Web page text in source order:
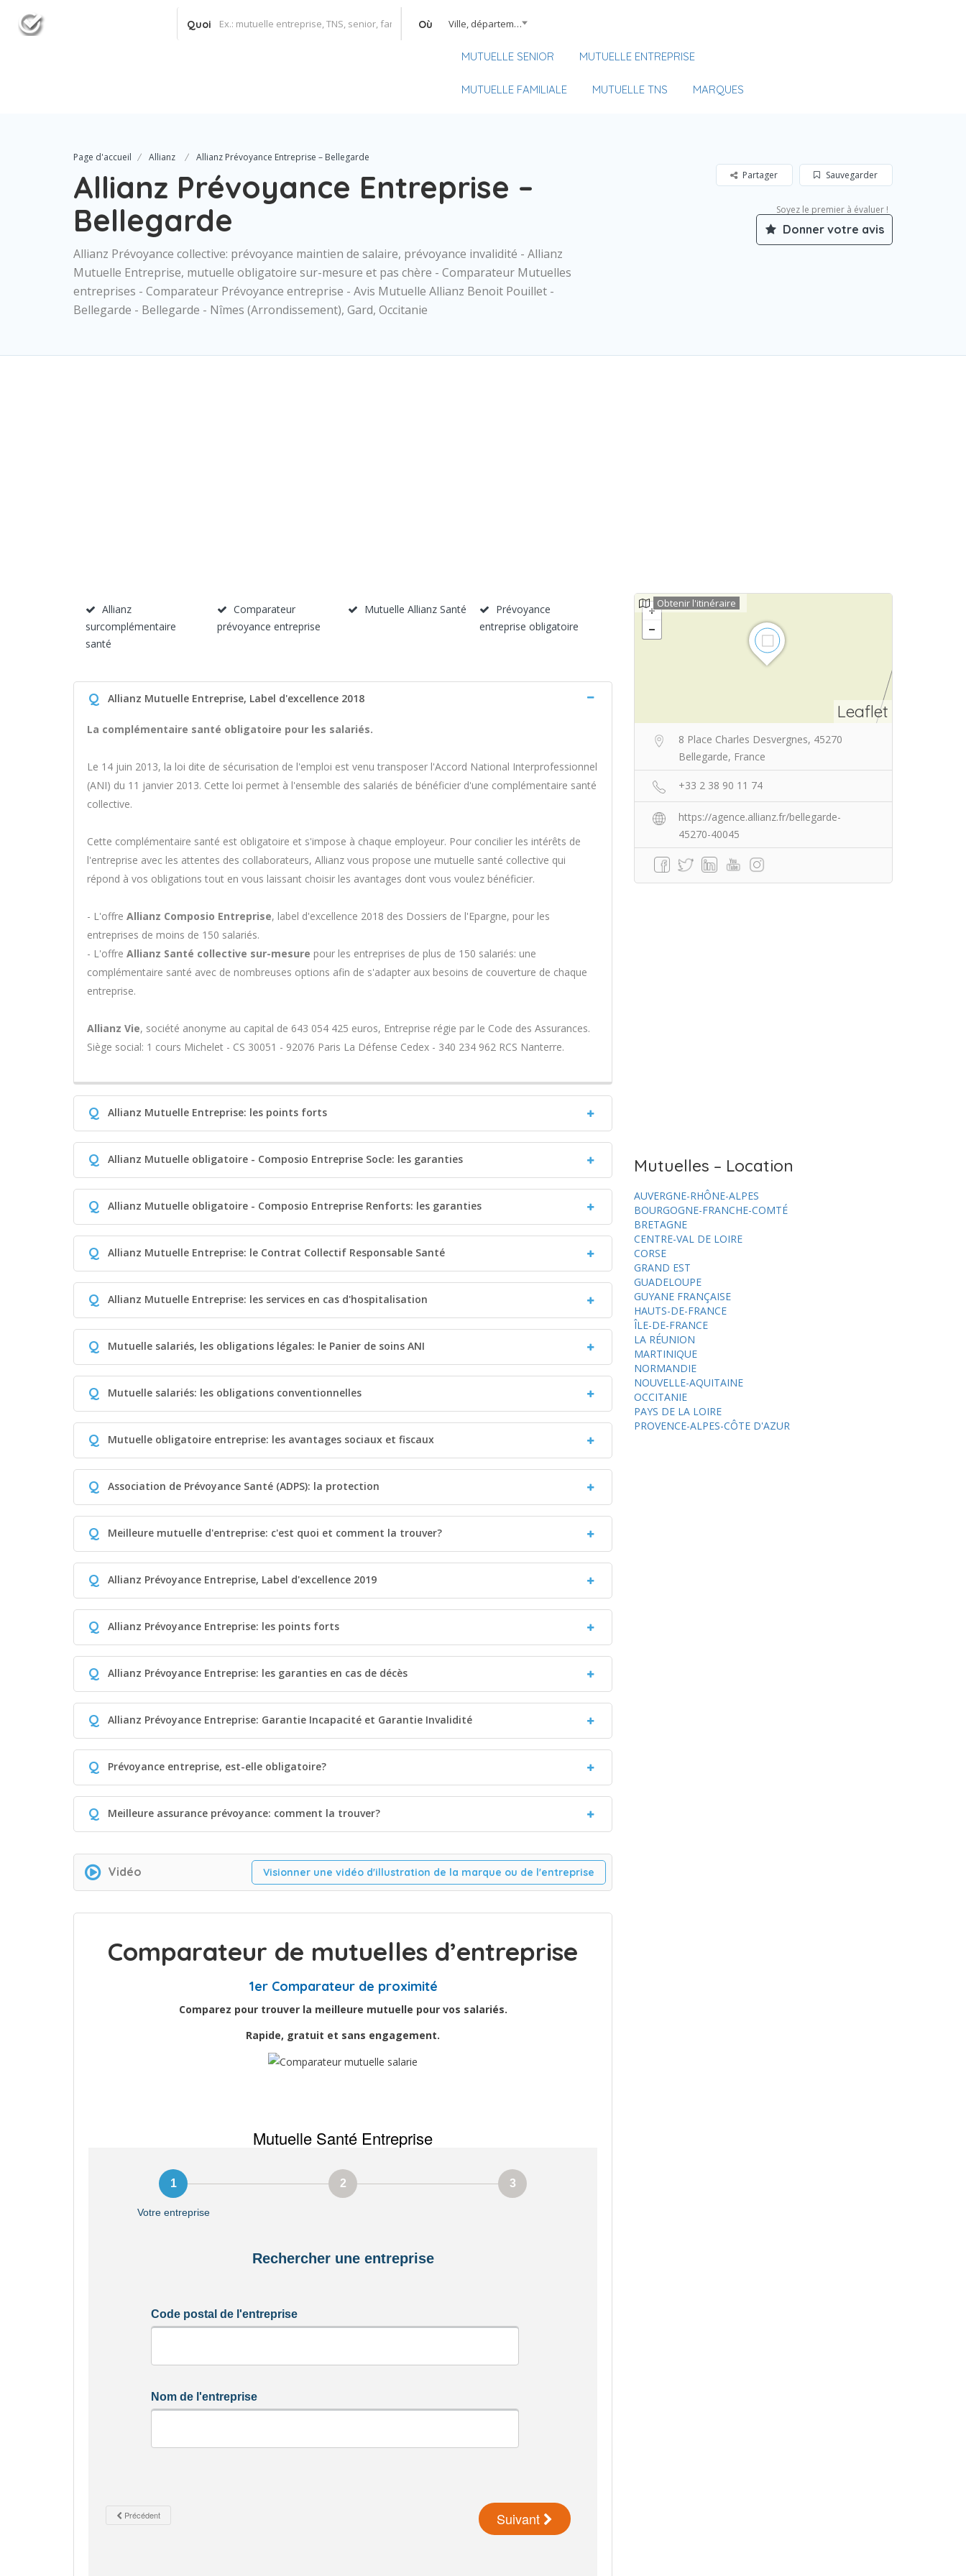
Quoi Où Ville, département, région
MUTUELLE SENIOR MUTUELLE ENTREPRISE
MUTUELLE FAMILIALE MUTUELLE TNS MARQUES
Page d'accueil Allianz Allianz Prévoyance Entreprise – Bellegarde
Allianz Prévoyance Entreprise –
Bellegarde
Allianz Prévoyance collective: prévoyance maintien de salaire, prévoyance invalidité - Allianz
Mutuelle Entreprise, mutuelle obligatoire sur-mesure et pas chère - Comparateur Mutuelles
entreprises - Comparateur Prévoyance entreprise - Avis Mutuelle Allianz Benoit Pouillet -
Bellegarde - Bellegarde - Nîmes (Arrondissement), Gard, Occitanie
Sauvegarder
Partager
Soyez le premier à évaluer !
Donner votre avis
Allianz
surcomplémentaire
santé
Comparateur
prévoyance entreprise
Mutuelle Allianz Santé
Prévoyance
entreprise obligatoire
Q Allianz Mutuelle Entreprise, Label d'excellence 2018
La complémentaire santé obligatoire pour les salariés.
Le 14 juin 2013, la loi dite de sécurisation de l'emploi est venu transposer l'Accord National Interprofessionnel
(ANI) du 11 janvier 2013. Cette loi permet à l'ensemble des salariés de bénéficier d'une complémentaire santé
collective.
Cette complémentaire santé est obligatoire et s'impose à chaque employeur. Pour concilier les intérêts de
l'entreprise avec les attentes des collaborateurs, Allianz vous propose une mutuelle santé collective qui
répond à vos obligations tout en vous laissant choisir les avantages dont vous voulez bénéficier.
- L'offre Allianz Composio Entreprise, label d'excellence 2018 des Dossiers de l'Epargne, pour les
entreprises de moins de 150 salariés.
- L'offre Allianz Santé collective sur-mesure pour les entreprises de plus de 150 salariés: une
complémentaire santé avec de nombreuses options afin de s'adapter aux besoins de couverture de chaque
entreprise.
Allianz Vie, société anonyme au capital de 643 054 425 euros, Entreprise régie par le Code des Assurances.
Siège social: 1 cours Michelet - CS 30051 - 92076 Paris La Défense Cedex - 340 234 962 RCS Nanterre.
Q Allianz Mutuelle Entreprise: les points forts
Q Allianz Mutuelle obligatoire - Composio Entreprise Socle: les garanties
Q Allianz Mutuelle obligatoire - Composio Entreprise Renforts: les garanties
Q Allianz Mutuelle Entreprise: le Contrat Collectif Responsable Santé
Q Allianz Mutuelle Entreprise: les services en cas d'hospitalisation
Q Mutuelle salariés, les obligations légales: le Panier de soins ANI
Q Mutuelle salariés: les obligations conventionnelles
Q Mutuelle obligatoire entreprise: les avantages sociaux et fiscaux
Q Association de Prévoyance Santé (ADPS): la protection
Q Meilleure mutuelle d'entreprise: c'est quoi et comment la trouver?
Q Allianz Prévoyance Entreprise, Label d'excellence 2019
Q Allianz Prévoyance Entreprise: les points forts
Q Allianz Prévoyance Entreprise: les garanties en cas de décès
Q Allianz Prévoyance Entreprise: Garantie Incapacité et Garantie Invalidité
Q Prévoyance entreprise, est-elle obligatoire?
Q Meilleure assurance prévoyance: comment la trouver?
Vidéo Visionner une vidéo d'illustration de la marque ou de l'entreprise
Comparateur de mutuelles d’entreprise
1er Comparateur de proximité
Comparez pour trouver la meilleure mutuelle pour vos salariés.
Rapide, gratuit et sans engagement.
Leaflet
Obtenir l'itinéraire
8 Place Charles Desvergnes, 45270
Bellegarde, France
+33 2 38 90 11 74
https://agence.allianz.fr/bellegarde-
45270-40045
Mutuelles – Location
AUVERGNE-RHÔNE-ALPES
BOURGOGNE-FRANCHE-COMTÉ
BRETAGNE
CENTRE-VAL DE LOIRE
CORSE
GRAND EST
GUADELOUPE
GUYANE FRANÇAISE
HAUTS-DE-FRANCE
ÎLE-DE-FRANCE
LA RÉUNION
MARTINIQUE
NORMANDIE
NOUVELLE-AQUITAINE
OCCITANIE
PAYS DE LA LOIRE
PROVENCE-ALPES-CÔTE D'AZUR